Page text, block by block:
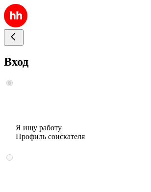
Вход
Я ищу работу
Профиль соискателя